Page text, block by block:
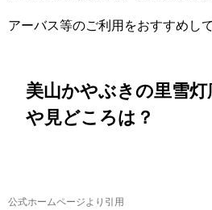
アーバス等のご利用をおすすめし
美山かやぶきの里雪灯
や見どころは？
公式ホームページより引用